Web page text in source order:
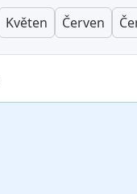
Květen Červen